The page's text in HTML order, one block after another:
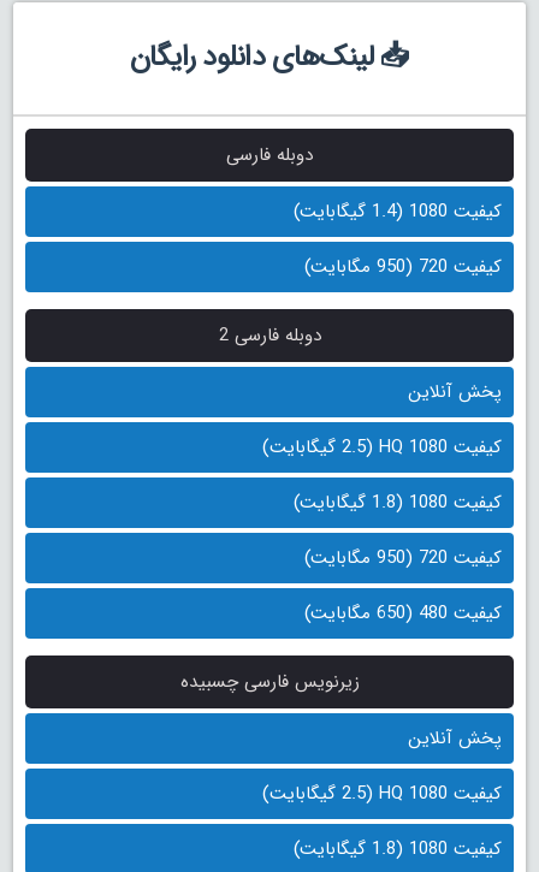
📥 لینک‌های دانلود رایگان
دوبله فارسی
کیفیت 1080 (1.4 گیگابایت)
کیفیت 720 (950 مگابایت)
دوبله فارسی 2
پخش آنلاین
کیفیت 1080 HQ (2.5 گیگابایت)
کیفیت 1080 (1.8 گیگابایت)
کیفیت 720 (950 مگابایت)
کیفیت 480 (650 مگابایت)
زیرنویس فارسی چسبیده
پخش آنلاین
کیفیت 1080 HQ (2.5 گیگابایت)
کیفیت 1080 (1.8 گیگابایت)